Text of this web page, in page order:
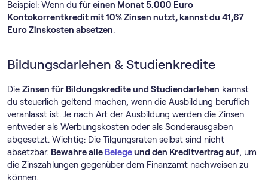
Beispiel: Wenn du füreinen Monat 5.000 Euro
Kontokorrentkredit mit 10% Zinsen nutzt, kannst du 41,67
Euro Zinskosten absetzen.
Bildungsdarlehen & Studienkredite
Die Zinsen für Bildungskredite und Studiendarlehen kannst
du steuerlich geltend machen, wenn die Ausbildung beruflich
veranlasst ist. Je nach Art der Ausbildung werden die Zinsen
entweder als Werbungskosten oder als Sonderausgaben
abgesetzt. Wichtig: Die Tilgungsraten selbst sind nicht
absetzbar. Bewahre alle Belegeund den Kreditvertrag auf, um
die Zinszahlungen gegenüber dem Finanzamt nachweisen zu
können.